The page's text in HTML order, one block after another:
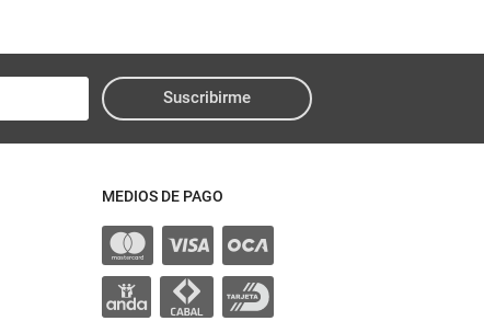
Suscribirme
MEDIOS DE PAGO